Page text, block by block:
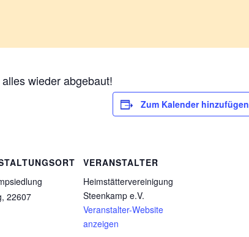
wieder abgebaut!
Zum Kalender hinzufügen
, 22607
VERANSTALTER
Heimstättervereinigung
Steenkamp e.V.
Veranstalter-Website
anzeigen